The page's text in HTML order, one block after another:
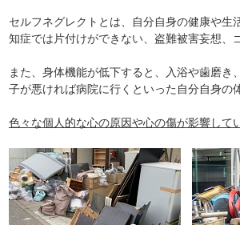
セルフネグレクトとは、自分自身の健康や
知症では片付けができない、盗難被害妄想、
また、身体機能が低下すると、入浴や歯磨
子が悪ければ病院に行くといった自分自身の
色々な個人的な心の原因や心の傷が影響して